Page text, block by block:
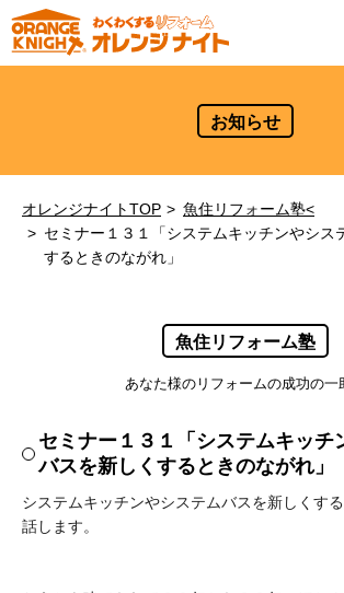
お知らせ
オレンジナイトTOP
魚住リフォーム塾<
セミナー１３１「システムキッチンやシス
するときのながれ」
魚住リフォーム塾
あなた様のリフォームの成功の一
セミナー１３１「システムキッチ
バスを新しくするときのながれ」
システムキッチンやシステムバスを新しくす
話します。